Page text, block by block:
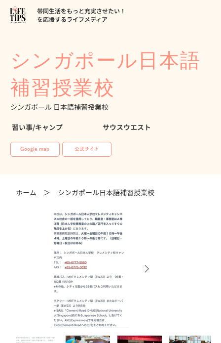
帯同生活をもっと充実させたい！
を応援するライフメディア
シンガポール日本語
補習授業校
シンガポール 日本語補習授業校
習い事/キャンプ サウスウエスト
Google map 公式サイト
ホーム ＞ シンガポール日本語補習授業校